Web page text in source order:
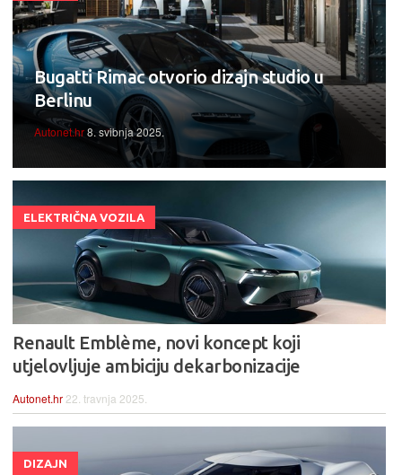
Bugatti Rimac otvorio dizajn studio u
Berlinu
Autonet.hr8. svibnja 2025.
ELEKTRIČNA VOZILA
Renault Emblème, novi koncept koji
utjelovljuje ambiciju dekarbonizacije
Autonet.hr 22. travnja 2025.
DIZAJN